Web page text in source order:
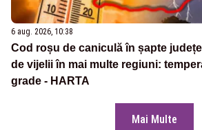
6 aug. 2026, 10:38
Cod roșu de caniculă în șapte
de vijelii în mai multe regiuni:
grade - HARTA
Mai Multe